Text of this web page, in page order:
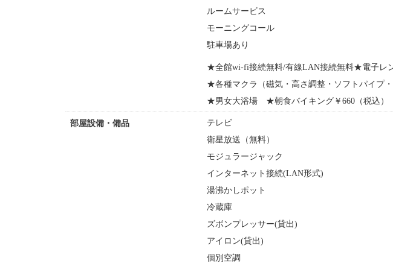
ルームサービス
モーニングコール
駐車場あり
★全館wi-fi接続無料/有線LAN接続無料★電子レ
★各種マクラ（磁気・高さ調整・ソフトパイプ
★男女大浴場 ★朝食バイキング￥660（税込
部屋設備・備品 テレビ
衛星放送（無料）
モジュラージャック
インターネット接続(LAN形式)
湯沸かしポット
冷蔵庫
ズボンプレッサー(貸出)
アイロン(貸出)
個別空調